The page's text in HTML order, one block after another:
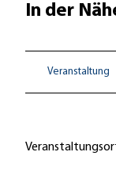
In der
Veranstaltung